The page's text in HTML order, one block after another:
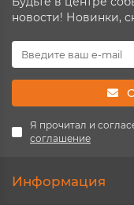
новости! Новинки,
Я прочитал и
соглашение
Информация